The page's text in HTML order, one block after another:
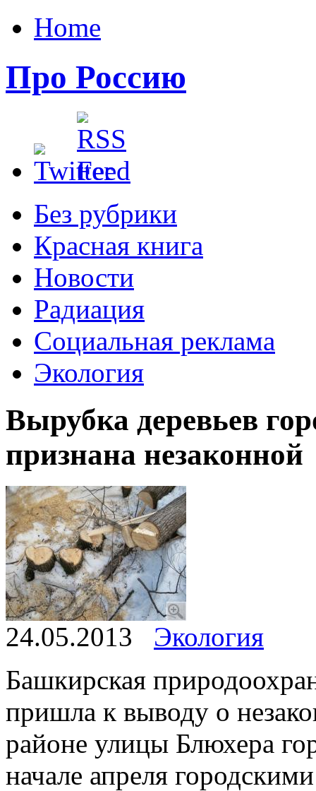
Home
Про Россию
Без рубрики
Красная книга
Новости
Радиация
Социальная реклама
Экология
Вырубка деревьев
признана незаконной
24.05.2013
Экология
Башкирская
пришла к выводу о
районе улицы Блюхера
начале апреля